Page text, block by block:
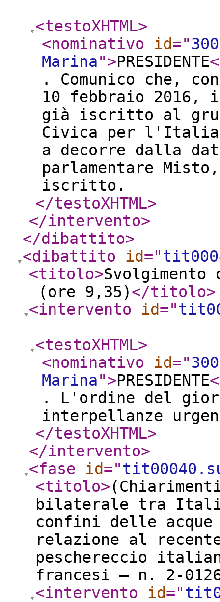
<testoXHTML>
<nominativo
id="
Marina">PRESIDENTE
. Comunico che,
10 febbraio 2016,
già iscritto al
Civica per
a decorre dalla
parlamentare
iscritto.
</testoXHTML>
</intervento>
</dibattito>
<dibattito
id="
<titolo>
(ore 9,35)</titolo>
<intervento
id="
<testoXHTML>
<nominativo
id="
Marina">PRESIDENTE
. L'ordine del
interpellanze
</testoXHTML>
</intervento>
<fase
id="
<titolo>
bilaterale tra
confini delle
relazione al
peschereccio
francesi – n. 2-
<intervento
id="